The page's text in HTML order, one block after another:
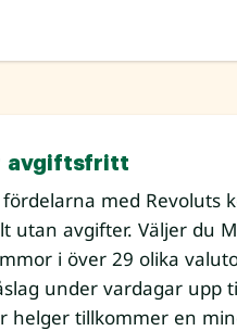
avgiftsfritt
fördelarna med
utan avgifter. Väljer du
i över 29 olika
under vardagar upp
helger tillkommer en